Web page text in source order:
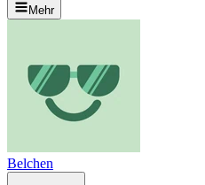
Mehr
Belchen